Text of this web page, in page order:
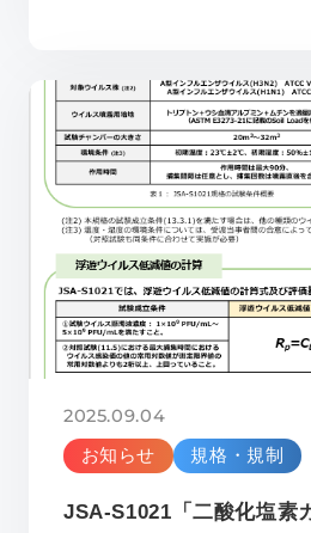
2025.09.04
お知らせ 規格・規制
JSA-S1021「二酸化塩素